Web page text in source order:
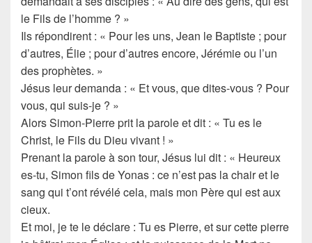
le Fils de l’homme ? »
Ils répondirent : « Pour les uns, Jean le Baptiste ; pour
d’autres, Élie ; pour d’autres encore, Jérémie ou l’un
des prophètes. »
Jésus leur demanda : « Et vous, que dites-vous ? Pour
vous, qui suis-je ? »
Alors Simon-Pierre prit la parole et dit : « Tu es le
Christ, le Fils du Dieu vivant ! »
Prenant la parole à son tour, Jésus lui dit : « Heureux
es-tu, Simon fils de Yonas : ce n’est pas la chair et le
sang qui t’ont révélé cela, mais mon Père qui est aux
cieux.
Et moi, je te le déclare : Tu es Pierre, et sur cette pierre